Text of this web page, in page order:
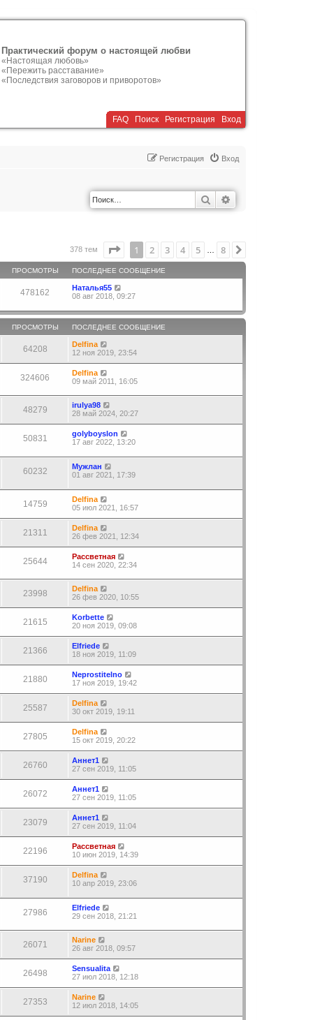
Практический форум о настоящей любви
«Настоящая любовь»
«Пережить расставание»
«Последствия заговоров и приворотов»
FAQ Поиск Регистрация Вход
Вход
Регистрация
Поиск
378 тем Страница1 из
1 2 3 4 5 8
ПРОСМОТРЫ ПОСЛЕДНЕЕ СООБЩЕНИЕ
478162
Наталья55
08 авг 2018, 09:27
ПРОСМОТРЫ ПОСЛЕДНЕЕ СООБЩЕНИЕ
64208
Delfina
12 ноя 2019, 23:54
324606
Delfina
09 май 2011, 16:05
48279
irulya98
28 май 2024, 20:27
50831
golyboyslon
17 авг 2022, 13:20
60232
Мужлан
01 авг 2021, 17:39
14759
Delfina
05 июл 2021, 16:57
21311
Delfina
26 фев 2021, 12:34
25644
Рассветная
14 сен 2020, 22:34
23998
Delfina
26 фев 2020, 10:55
21615
Korbette
20 ноя 2019, 09:08
21366
Elfriede
18 ноя 2019, 11:09
21880
Neprostitelno
17 ноя 2019, 19:42
25587
Delfina
30 окт 2019, 19:11
27805
Delfina
15 окт 2019, 20:22
26760
Аннет1
27 сен 2019, 11:05
26072
Аннет1
27 сен 2019, 11:05
23079
Аннет1
27 сен 2019, 11:04
22196
Рассветная
10 июн 2019, 14:39
37190
Delfina
10 апр 2019, 23:06
27986
Elfriede
29 сен 2018, 21:21
26071
Narine
26 авг 2018, 09:57
26498
Sensualita
27 июл 2018, 12:18
27353
Narine
12 июл 2018, 14:05